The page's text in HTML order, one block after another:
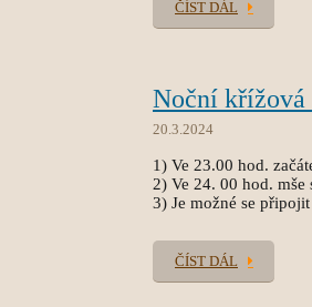
ČÍST DÁL
Noční
20.3.2024
1) Ve 23.00 hod.
2) Ve 24. 00 hod.
3) Je možné se
ČÍST DÁL